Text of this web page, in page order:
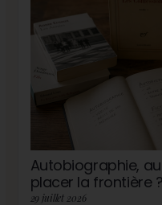
Autobiographie,
placer la frontière ?
29 juillet 2026